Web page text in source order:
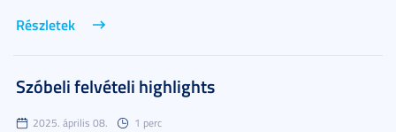
Részletek
Szóbeli felvételi highlights
2025. április 08. 1 perc